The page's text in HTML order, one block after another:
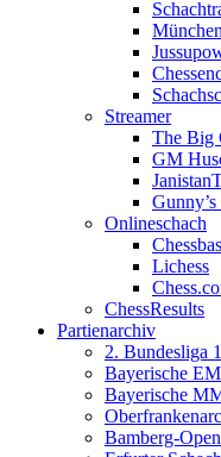
Streamer
The Big
GM
Onlineschach
Lichess
ChessResults
Partienarchiv
2. Bundesliga
Bayerische
Bayerische
Bamberg-